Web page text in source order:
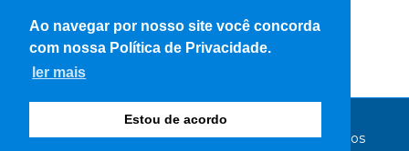
Ao navegar por nosso site você concorda
com nossa Política de Privacidade.
ler mais
Estou de acordo
© Copyright 2026 - WK Notícias - Todos os direitos